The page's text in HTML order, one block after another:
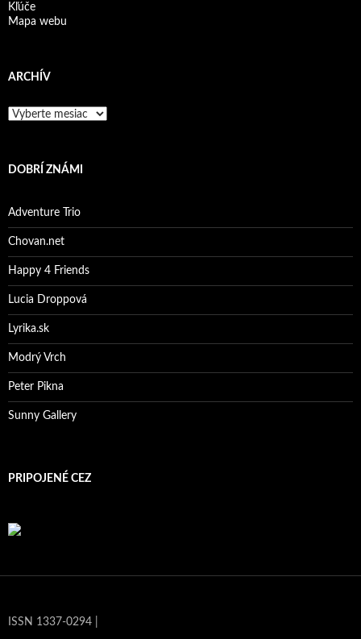
Kľúče
Mapa webu
ARCHÍV
A
íDOBRÍ ZNÁMI
Adventure Trio
Chovan.net
Happy 4 Friends
Lucia Droppová
Lyrika.sk
Modrý Vrch
Peter Pikna
Sunny Gallery
PRIPOJENÉ CEZ
ISSN 1337-0294 |